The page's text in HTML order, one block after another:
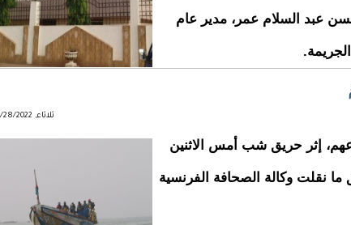
عبد السلام عمر، مدير عام
ثلاثاء, 06/28/2022 - 20:21
لا يقل عن 14 مهاجرا مصرعهم، إثر حريق شب أمس الاثنين
نقلت وكالة الصحافة الفرنسية